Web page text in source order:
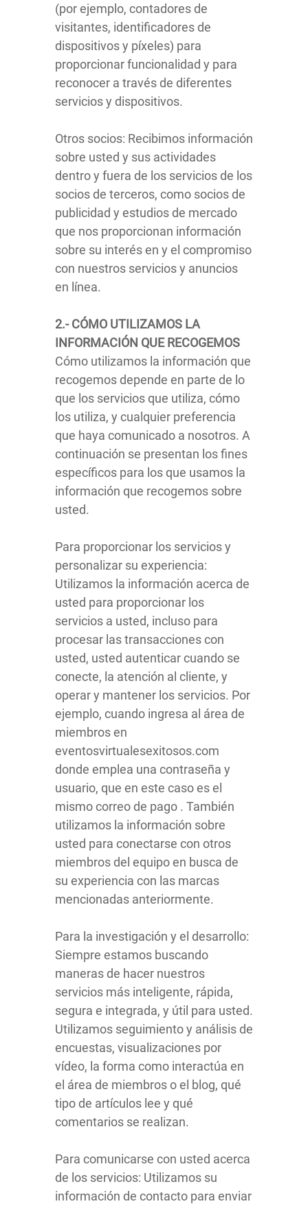
(por ejemplo, contadores de
visitantes, identificadores de
dispositivos y píxeles) para
proporcionar funcionalidad y para
reconocer a través de diferentes
servicios y dispositivos.
Otros socios: Recibimos información
sobre usted y sus actividades
dentro y fuera de los servicios de los
socios de terceros, como socios de
publicidad y estudios de mercado
que nos proporcionan información
sobre su interés en y el compromiso
con nuestros servicios y anuncios
en línea.
2.- CÓMO UTILIZAMOS LA
INFORMACIÓN QUE RECOGEMOS
Cómo utilizamos la información que
recogemos depende en parte de lo
que los servicios que utiliza, cómo
los utiliza, y cualquier preferencia
que haya comunicado a nosotros. A
continuación se presentan los fines
específicos para los que usamos la
información que recogemos sobre
usted.
Para proporcionar los servicios y
personalizar su experiencia:
Utilizamos la información acerca de
usted para proporcionar los
servicios a usted, incluso para
procesar las transacciones con
usted, usted autenticar cuando se
conecte, la atención al cliente, y
operar y mantener los servicios. Por
ejemplo, cuando ingresa al área de
miembros en
eventosvirtualesexitosos.com
donde emplea una contraseña y
usuario, que en este caso es el
mismo correo de pago . También
utilizamos la información sobre
usted para conectarse con otros
miembros del equipo en busca de
su experiencia con las marcas
mencionadas anteriormente.
Para la investigación y el desarrollo:
Siempre estamos buscando
maneras de hacer nuestros
servicios más inteligente, rápida,
segura e integrada, y útil para usted.
Utilizamos seguimiento y análisis de
encuestas, visualizaciones por
vídeo, la forma como interactúa en
el área de miembros o el blog, qué
tipo de artículos lee y qué
comentarios se realizan.
Para comunicarse con usted acerca
de los servicios: Utilizamos su
información de contacto para enviar